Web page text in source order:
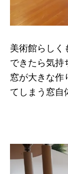
美術館らしく
できたら気持
窓が大きな作
てしまう窓自